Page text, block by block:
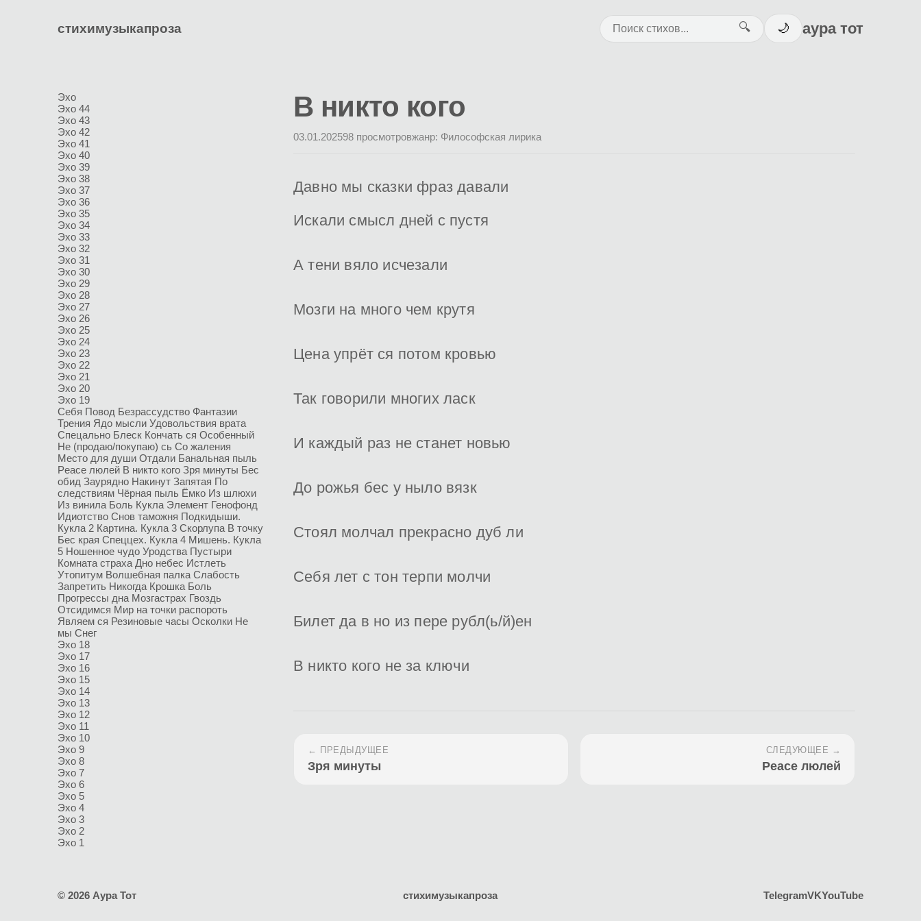
стихимузыкапроза 🔍 🌙 аура тот
Эхо
Эхо 44
Эхо 43
Эхо 42
Эхо 41
Эхо 40
Эхо 39
Эхо 38
Эхо 37
Эхо 36
Эхо 35
Эхо 34
Эхо 33
Эхо 32
Эхо 31
Эхо 30
Эхо 29
Эхо 28
Эхо 27
Эхо 26
Эхо 25
Эхо 24
Эхо 23
Эхо 22
Эхо 21
Эхо 20
Эхо 19
Себя Повод Безрассудство Фантазии
Трения Ядо мысли Удовольствия врата
Спецально Блеск Кончать ся Особенный
Не (продаю/покупаю) сь Со жаления
Место для души Отдали Банальная пыль
Peace люлей В никто кого Зря минуты Бес
обид Заурядно Накинут Запятая По
следствиям Чёрная пыль Ёмко Из шлюхи
Из винила Боль Кукла Элемент Генофонд
Идиотство Снов таможня Подкидыши.
Кукла 2 Картина. Кукла 3 Скорлупа В точку
Бес края Спеццех. Кукла 4 Мишень. Кукла
5 Ношенное чудо Уродства Пустыри
Комната страха Дно небес Истлеть
Утопитум Волшебная палка Слабость
Запретить Никогда Крошка Боль
Прогрессы дна Мозгастрах Гвоздь
Отсидимся Мир на точки распороть
Являем ся Резиновые часы Осколки Не
мы Снег
Эхо 18
Эхо 17
Эхо 16
Эхо 15
Эхо 14
Эхо 13
Эхо 12
Эхо 11
Эхо 10
Эхо 9
Эхо 8
Эхо 7
Эхо 6
Эхо 5
Эхо 4
Эхо 3
Эхо 2
Эхо 1
В никто кого
03.01.202598 просмотровжанр: Философская лирика
Давно мы сказки фраз давали
Искали смысл дней с пустя
А тени вяло исчезали
Мозги на много чем крутя
Цена упрёт ся потом кровью
Так говорили многих ласк
И каждый раз не станет новью
До рожья бес у ныло вязк
Стоял молчал прекрасно дуб ли
Себя лет с тон терпи молчи
Билет да в но из пере рубл(ь/й)ен
В никто кого не за ключи
← ПРЕДЫДУЩЕЕ
Зря минуты
СЛЕДУЮЩЕЕ →
Peace люлей
© 2026 Аура Тот стихимузыкапроза TelegramVKYouTube